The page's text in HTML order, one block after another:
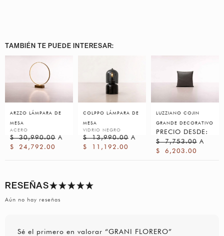
TAMBIÉN TE PUEDE INTERESAR:
ARZZO LÁMPARA DE
MESA
ACERO
$30,990.00 A
$
24,792.00
COLPPO LÁMPARA DE
MESA
VIDRIO NEGRO
$13,990.00 A
$
11,192.00
LUZZIANO COJIN
GRANDE DECORATIVO
PRECIO DESDE:
$7,753.00 A
$
6,203.00
RESEÑAS
Aún no hay reseñas
Sé el primero en valorar “GRANI FLORERO”